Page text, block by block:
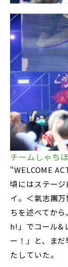
チームしゃち
“WELCOME
頃にはステー
イ。＜氣志團
ちを述べてか
h!」でコール&
ー！」と、ま
たしていた。